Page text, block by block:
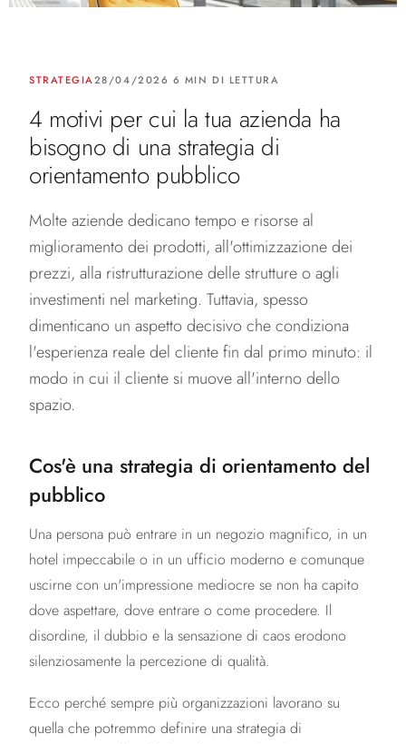
STRATEGIA28/04/2026 6 MIN DI LETTURA
4 motivi per cui la tua azienda ha
bisogno di una strategia di
orientamento pubblico
Molte aziende dedicano tempo e risorse al
miglioramento dei prodotti, all'ottimizzazione dei
prezzi, alla ristrutturazione delle strutture o agli
investimenti nel marketing. Tuttavia, spesso
dimenticano un aspetto decisivo che condiziona
l'esperienza reale del cliente fin dal primo minuto: il
modo in cui il cliente si muove all'interno dello
spazio.
Cos'è una strategia di orientamento del
pubblico
Una persona può entrare in un negozio magnifico, in un
hotel impeccabile o in un ufficio moderno e comunque
uscirne con un'impressione mediocre se non ha capito
dove aspettare, dove entrare o come procedere. Il
disordine, il dubbio e la sensazione di caos erodono
silenziosamente la percezione di qualità.
Ecco perché sempre più organizzazioni lavorano su
quella che potremmo definire una strategia di